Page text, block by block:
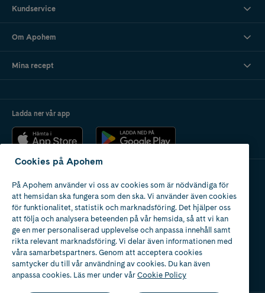
Kundservice
Om Apohem
Mina recept
Ladda ner vår app
Apotek med tillstånd
av Läkemedelsverket
Cookies på Apohem
På Apohem använder vi oss av cookies som är nödvändiga för
att hemsidan ska fungera som den ska. Vi använder även cookies
för funktionalitet, statistik och marknadsföring. Det hjälper oss
att följa och analysera beteenden på vår hemsida, så att vi kan
ge en mer personaliserad upplevelse och anpassa innehåll samt
rikta relevant marknadsföring. Vi delar även informationen med
våra samarbetspartners. Genom att acceptera cookies
samtycker du till vår användning av cookies. Du kan även
anpassa cookies. Läs mer under vårCookie Policy